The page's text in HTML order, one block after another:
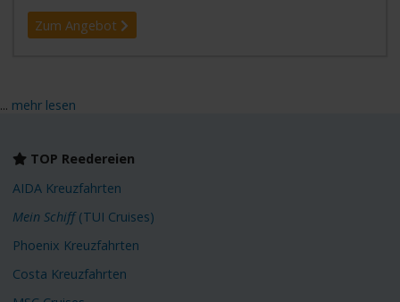
Zum Angebot
... mehr lesen
TOP Reedereien
AIDA Kreuzfahrten
Mein Schiff(TUI Cruises)
Phoenix Kreuzfahrten
Costa Kreuzfahrten